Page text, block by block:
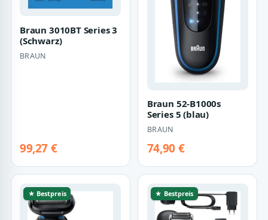
Braun 3010BT Series 3
(Schwarz)
BRAUN
99,27 €
Braun 52-B1000s
Series 5 (blau)
BRAUN
74,90 €
★ Bestpreis ★ Bestpreis